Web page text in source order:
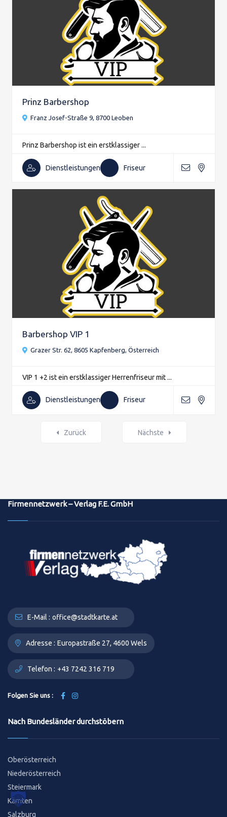
Prinz Barbershop
Franz Josef-Straße 9, 8700 Leoben
Prinz Barbershop ist ein erstklassiger ...
Dienstleistungen Friseur
Barbershop VIP 1
Grazer Str. 62, 8605 Kapfenberg, Österreich
VIP 1 +2 ist ein erstklassiger Herrenfriseur mit ...
Dienstleistungen Friseur
Zurück Nächste
Firmennetzwerk – Verlag F.E. GmbH
E-Mail : office@stadtkarte.at
Adresse : Europastraße 27, 4600 Wels
Telefon : +43 7242 316 719
Folgen Sie uns :
Nach Bundesländer durchstöbern
Oberösterreich
Niederösterreich
Steiermark
Kärnten
Salzburg